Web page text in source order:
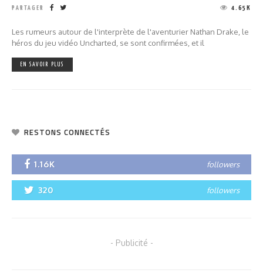
PARTAGER 4.65K
Les rumeurs autour de l'interprète de l'aventurier Nathan Drake, le
héros du jeu vidéo Uncharted, se sont confirmées, et il
EN SAVOIR PLUS
RESTONS CONNECTÉS
1.16K followers
320 followers
- Publicité -